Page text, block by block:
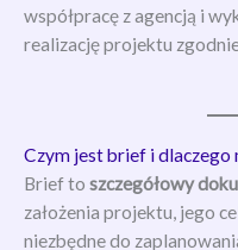
współpracę z agencją i
realizację projektu
Czym jest brief i dlaczego
Brief to szczegółowy
założenia projektu, jego
niezbędne do